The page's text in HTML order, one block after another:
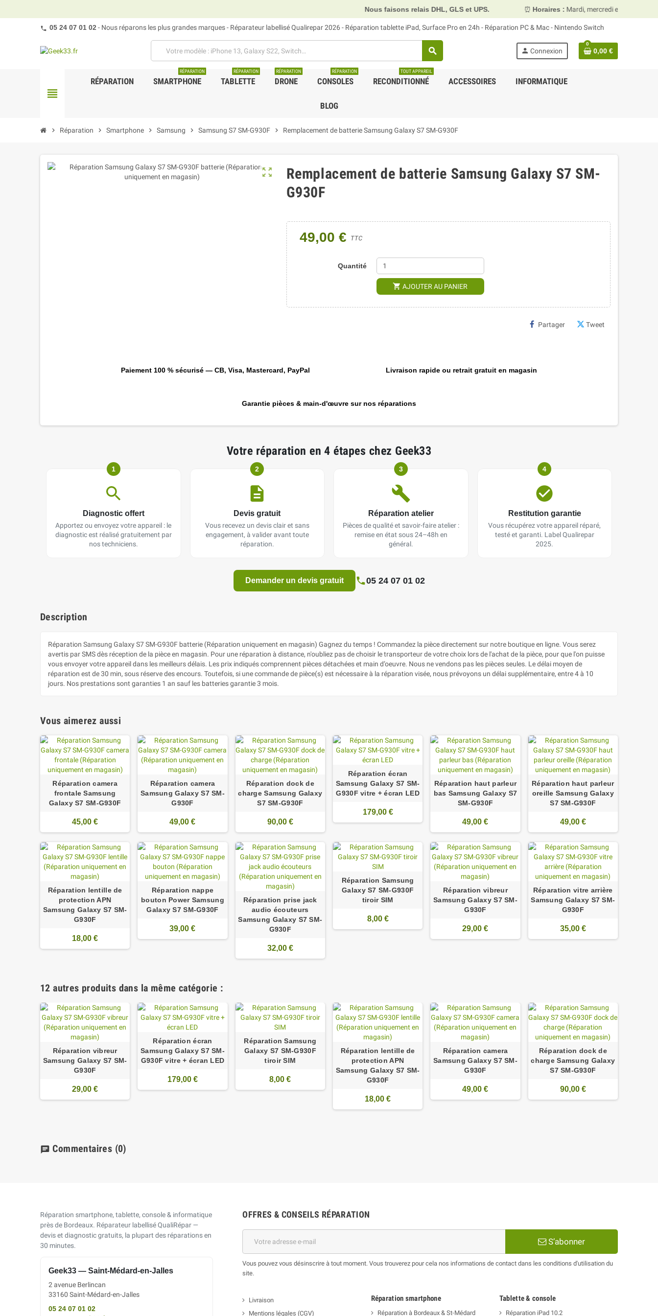
Nous faisons relais DHL, GLS et UPS. ⏰Horaires : Mardi, mercredi et vendredi 10h00–13h30 &
05 24 07 01 02- Nous réparons les plus grandes marques - Réparateur labellisé Qualirepar 2026 - Réparation tablette iPad, Surface Pro en 24h - Réparation PC & Mac - Nintendo Switch
search person Connexion
0
0,00 €
view_headline
RÉPARATION SMARTPHONE
RÉPARATION
TABLETTE
RÉPARATION
DRONE
RÉPARATION
CONSOLES
RÉPARATION
RECONDITIONNÉ
TOUT APPAREIL
ACCESSOIRES INFORMATIQUE
BLOG
chevron_right Réparation chevron_right Smartphone chevron_right Samsung chevron_right Samsung S7 SM-G930F chevron_right Remplacement de batterie Samsung Galaxy S7 SM-G930F
zoom_out_map
Remplacement de batterie Samsung Galaxy S7 SM-
G930F
49,00 € TTC
Quantité
shopping_cart AJOUTER AU PANIER
Partager Tweet
Paiement 100 % sécurisé — CB, Visa, Mastercard, PayPal Livraison rapide ou retrait gratuit en magasin
Garantie pièces & main-d'œuvre sur nos réparations
Votre réparation en 4 étapes chez Geek33
1
Diagnostic offert
Apportez ou envoyez votre appareil : le
diagnostic est réalisé gratuitement par
nos techniciens.
2
Devis gratuit
Vous recevez un devis clair et sans
engagement, à valider avant toute
réparation.
3
Réparation atelier
Pièces de qualité et savoir-faire atelier :
remise en état sous 24–48h en
général.
4
Restitution garantie
Vous récupérez votre appareil réparé,
testé et garanti. Label Qualirepar
2025.
Demander un devis gratuit 05 24 07 01 02
Description
Réparation Samsung Galaxy S7 SM-G930F batterie (Réparation uniquement en magasin) Gagnez du temps ! Commandez la pièce directement sur notre boutique en ligne. Vous serez
avertis par SMS dès réception de la pièce en magasin. Pour une réparation à distance, n'oubliez pas de choisir le transporteur de votre choix lors de l'achat de la pièce, pour que l'on puisse
vous envoyer votre appareil dans les meilleurs délais. Les prix indiqués comprennent pièces détachées et main d’oeuvre. Nous ne vendons pas les pièces seules. Le délai moyen de
réparation est de 30 min, sous réserve des encours. Toutefois, si une commande de pièce(s) est nécessaire à la réparation visée, nous prévoyons un délai supplémentaire, entre 4 à 10
jours. Nos prestations sont garanties 1 an sauf les batteries garantie 3 mois.
Vous aimerez aussi
Réparation camera
frontale Samsung
Galaxy S7 SM-G930F
45,00 €
Réparation camera
Samsung Galaxy S7 SM-
G930F
49,00 €
Réparation dock de
charge Samsung Galaxy
S7 SM-G930F
90,00 €
Réparation écran
Samsung Galaxy S7 SM-
G930F vitre + écran LED
179,00 €
Réparation haut parleur
bas Samsung Galaxy S7
SM-G930F
49,00 €
Réparation haut parleur
oreille Samsung Galaxy
S7 SM-G930F
49,00 €
Réparation lentille de
protection APN
Samsung Galaxy S7 SM-
G930F
18,00 €
Réparation nappe
bouton Power Samsung
Galaxy S7 SM-G930F
39,00 €
Réparation prise jack
audio écouteurs
Samsung Galaxy S7 SM-
G930F
32,00 €
Réparation Samsung
Galaxy S7 SM-G930F
tiroir SIM
8,00 €
Réparation vibreur
Samsung Galaxy S7 SM-
G930F
29,00 €
Réparation vitre arrière
Samsung Galaxy S7 SM-
G930F
35,00 €
12 autres produits dans la même catégorie :
Réparation vibreur
Samsung Galaxy S7 SM-
G930F
29,00 €
Réparation écran
Samsung Galaxy S7 SM-
G930F vitre + écran LED
179,00 €
Réparation Samsung
Galaxy S7 SM-G930F
tiroir SIM
8,00 €
Réparation lentille de
protection APN
Samsung Galaxy S7 SM-
G930F
18,00 €
Réparation camera
Samsung Galaxy S7 SM-
G930F
49,00 €
Réparation dock de
charge Samsung Galaxy
S7 SM-G930F
90,00 €
chat Commentaires (0)
Réparation smartphone, tablette, console & informatique
près de Bordeaux. Réparateur labellisé QualiRépar —
devis et diagnostic gratuits, la plupart des réparations en
30 minutes.
Geek33 — Saint-Médard-en-Jalles
2 avenue Berlincan
33160 Saint-Médard-en-Jalles
05 24 07 01 02
OFFRES & CONSEILS RÉPARATION
S’abonner
Vous pouvez vous désinscrire à tout moment. Vous trouverez pour cela nos informations de contact dans les conditions d'utilisation du
site.
Livraison
Mentions légales (CGV)
Réparation smartphone
Réparation à Bordeaux & St-Médard
Tablette & console
Réparation iPad 10.2